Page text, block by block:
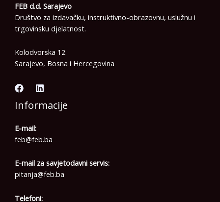
FEB d.d. Sarajevo
Društvo za izdavačku, instruktivno-obrazovnu, uslužnu i
trgovinsku djelatnost.
Kolodvorska 12
Sarajevo, Bosna i Hercegovina
Informacije
E-mail:
feb@feb.ba
E-mail za savjetodavni servis:
pitanja@feb.ba
Telefoni: